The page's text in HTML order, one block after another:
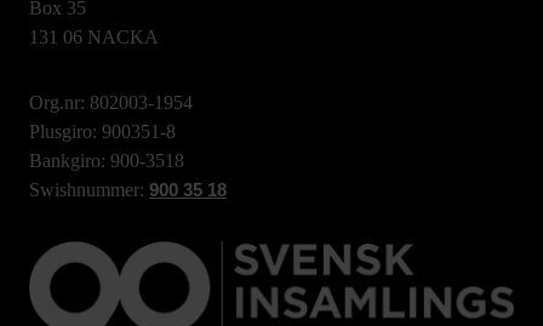
Box 35
131 06 NACKA
Org.nr: 802003-1954
Plusgiro: 900351-8
Bankgiro: 900-3518
Swishnummer: 900 35 18